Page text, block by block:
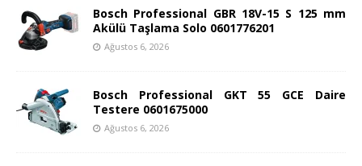
Bosch Professional GBR 18V-15 S 125 mm
Akülü Taşlama Solo 0601776201
Ağustos 6, 2026
Bosch Professional GKT 55 GCE Daire
Testere 0601675000
Ağustos 6, 2026